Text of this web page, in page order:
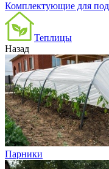
Комплектующие для
Теплицы
Назад
Парники